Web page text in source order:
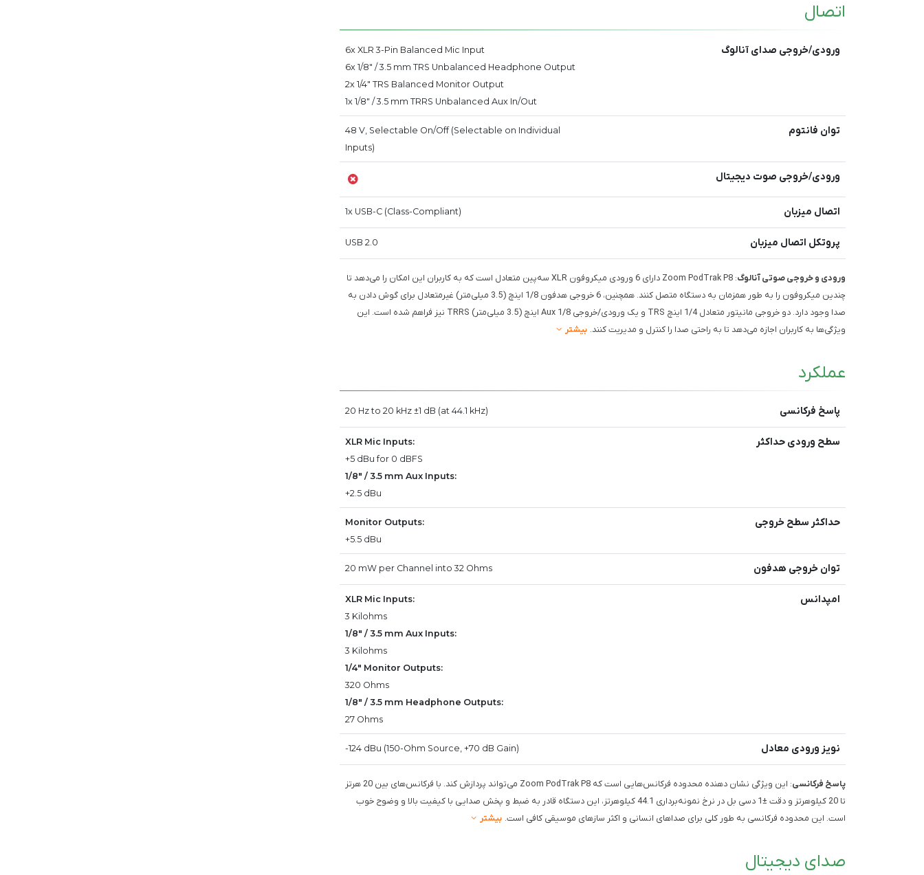
اتصال
ورودی/خروجی صدای آنالوگ
6x XLR 3-Pin Balanced Mic Input
6x 1/8" / 3.5 mm TRS Unbalanced Headphone Output
2x 1/4" TRS Balanced Monitor Output
1x 1/8" / 3.5 mm TRRS Unbalanced Aux In/Out
توان فانتوم
48 V, Selectable On/Off (Selectable on Individual
Inputs)
ورودی/خروجی صوت دیجیتال
اتصال میزبان 1x USB-C (Class-Compliant)
پروتکل اتصال میزبان USB 2.0
ورودی و خروجی صوتی آنالوگ
: Zoom PodTrak P8 دارای 6 ورودی میکروفون XLR سه‌پین متعادل است که به کاربران این امکان را می‌دهد تا
چندین میکروفون را به طور همزمان به دستگاه متصل کنند. همچنین، 6 خروجی هدفون 1/8 اینچ (3.5 میلی‌متر) غیرمتعادل برای گوش دادن به
صدا وجود دارد. دو خروجی مانیتور متعادل 1/4 اینچ TRS و یک ورودی/خروجی Aux 1/8 اینچ (3.5 میلی‌متر) TRRS نیز فراهم شده است. این
ویژگی‌ها به کاربران اجازه می‌دهد تا به راحتی صدا را کنترل و مدیریت کنند. بیشتر
عملکرد
پاسخ فرکانسی 20 Hz to 20 kHz ±1 dB (at 44.1 kHz)
سطح ورودی حداکثر
XLR Mic Inputs:
+5 dBu for 0 dBFS
1/8" / 3.5 mm Aux Inputs:
+2.5 dBu
حداکثر سطح خروجی
Monitor Outputs:
+5.5 dBu
توان خروجی هدفون 20 mW per Channel into 32 Ohms
امپدانس
XLR Mic Inputs:
3 Kilohms
1/8" / 3.5 mm Aux Inputs:
3 Kilohms
1/4" Monitor Outputs:
320 Ohms
1/8" / 3.5 mm Headphone Outputs:
27 Ohms
نویز ورودی معادل -124 dBu (150-Ohm Source, +70 dB Gain)
پاسخ فرکانسی
: این ویژگی نشان دهنده محدوده فرکانس‌هایی است که Zoom PodTrak P8 می‌تواند پردازش کند. با فرکانس‌های بین 20 هرتز
تا 20 کیلوهرتز و دقت ±1 دسی بل در نرخ نمونه‌برداری 44.1 کیلوهرتز، این دستگاه قادر به ضبط و پخش صدایی با کیفیت بالا و وضوح خوب
است. این محدوده فرکانسی به طور کلی برای صداهای انسانی و اکثر سازهای موسیقی کافی است. بیشتر
صدای دیجیتال